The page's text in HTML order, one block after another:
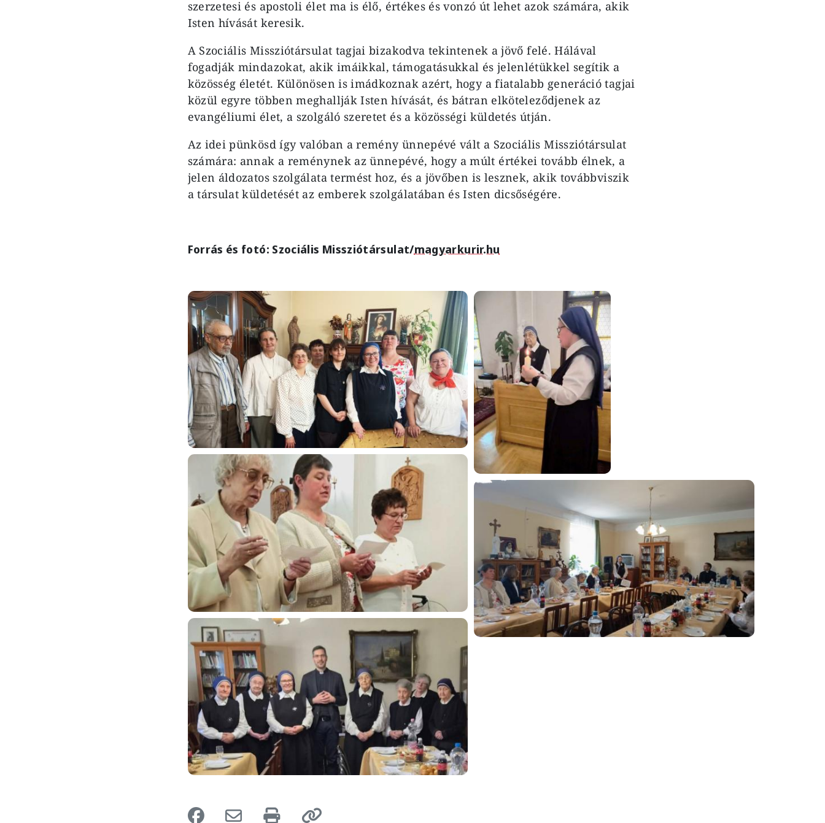
szerzetesi és apostoli élet ma is élő, értékes és vonzó út lehet azok számára, akik
Isten hívását keresik.
A Szociális Missziótársulat tagjai bizakodva tekintenek a jövő felé. Hálával
fogadják mindazokat, akik imáikkal, támogatásukkal és jelenlétükkel segítik a
közösség életét. Különösen is imádkoznak azért, hogy a fiatalabb generáció tagjai
közül egyre többen meghallják Isten hívását, és bátran elköteleződjenek az
evangéliumi élet, a szolgáló szeretet és a közösségi küldetés útján.
Az idei pünkösd így valóban a remény ünnepévé vált a Szociális Missziótársulat
számára: annak a reménynek az ünnepévé, hogy a múlt értékei tovább élnek, a
jelen áldozatos szolgálata termést hoz, és a jövőben is lesznek, akik továbbviszik
a társulat küldetését az emberek szolgálatában és Isten dicsőségére.
Forrás és fotó: Szociális Missziótársulat/magyarkurir.hu
Image Image
Image
Image
Image